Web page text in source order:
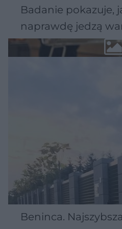
Badanie pokazuje,
naprawdę jedzą
Beninca.